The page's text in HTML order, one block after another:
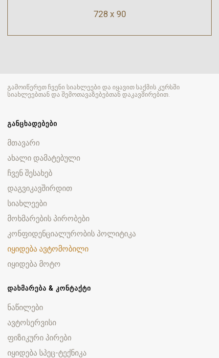
728 x 90
გამოიწერეთ ჩვენი სიახლეები და იყავით საქმის კურსში
სიახლეებთან და შემოთავაზებებთან დაკავშირებით.
ᲒᲐᲜᲪᲮᲐᲓᲔᲑᲔᲑᲘ
მთავარი
ახალი დამატებული
ჩვენ შესახებ
დაგვიკავშირდით
სიახლეები
მოხმარების პირობები
კონფიდენციალურობის პოლიტიკა
იყიდება ავტომობილი
იყიდება მოტო
ᲓᲐᲮᲛᲐᲠᲔᲑᲐ & ᲙᲝᲜᲢᲐᲥᲢᲘ
ნაწილები
ავტოსერვისი
ფიზიკური პირები
იყიდება სპეც-ტექნიკა